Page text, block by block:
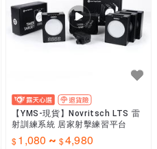
【YMS-現貨】Novritsch LTS 雷
射訓練系統 居家射擊練習平台
1,080 ~ 4,980